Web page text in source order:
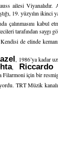
ailesi Viyanalıdır.
19. yüzyılın ikinci
kabul
tarafından saygı
de elinde
, 1986’ya kadar
, Riccardo
Filarmoni için bir
TRT Müzik